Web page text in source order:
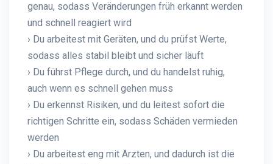
genau, sodass Veränderungen früh erkannt werden
und schnell reagiert wird
› Du arbeitest mit Geräten, und du prüfst Werte,
sodass alles stabil bleibt und sicher läuft
› Du führst Pflege durch, und du handelst ruhig,
auch wenn es schnell gehen muss
› Du erkennst Risiken, und du leitest sofort die
richtigen Schritte ein, sodass Schäden vermieden
werden
› Du arbeitest eng mit Ärzten, und dadurch ist die